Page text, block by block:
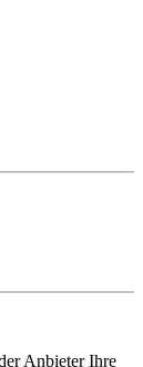
Anbieter Ihre